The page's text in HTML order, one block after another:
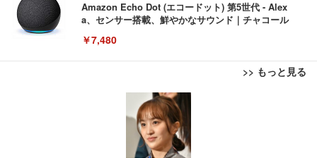
Amazon Echo Dot (エコードット) 第5世代 - Alex
a、センサー搭載、鮮やかなサウンド｜チャコール
￥7,480
>> もっと見る
[EdoErgo] オフィスチェア 椅子 テレワーク 疲れな
い 跳ね上げ式アームレスト コンパクト 約105度ロッ
キング pc 事務椅子 360度回転 座面昇降 強化ナイロ
ン樹脂ベース 通気性メッシュ 在宅ワーク H-WY01
(黒網+黒枠+黒足)
EIZO ビジネス向けプレミアムモニター | FlexScan
EV3240X-WT | 31.5型4K UHD・USB Type-C・ホワ
Amazonベーシック ペットシーツ 薄型 レギュラー 1
回使い捨て 無香料 ホワイト 300枚